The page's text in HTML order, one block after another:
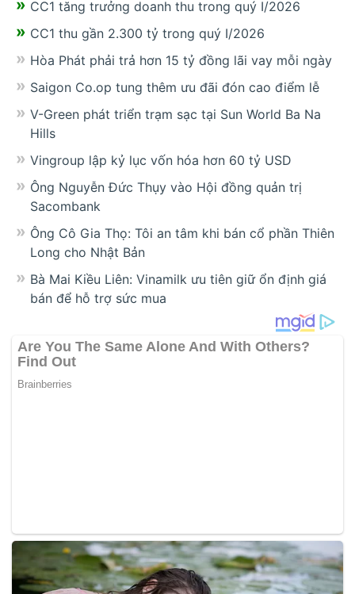
CC1 tăng trưởng doanh thu trong quý I/2026
CC1 thu gần 2.300 tỷ trong quý I/2026
Hòa Phát phải trả hơn 15 tỷ đồng lãi vay mỗi ngày
Saigon Co.op tung thêm ưu đãi đón cao điểm lễ
V-Green phát triển trạm sạc tại Sun World Ba Na
Hills
Vingroup lập kỷ lục vốn hóa hơn 60 tỷ USD
Ông Nguyễn Đức Thụy vào Hội đồng quản trị
Sacombank
Ông Cô Gia Thọ: Tôi an tâm khi bán cổ phần Thiên
Long cho Nhật Bản
Bà Mai Kiều Liên: Vinamilk ưu tiên giữ ổn định giá
bán để hỗ trợ sức mua